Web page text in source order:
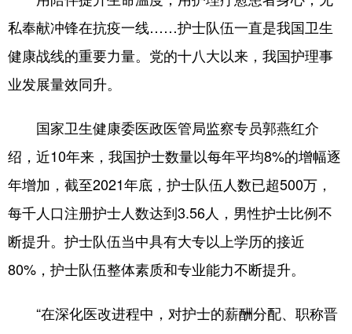
私奉献冲锋在抗疫一线……护士队伍一直是我国卫生
健康战线的重要力量。党的十八大以来，我国护理事
业发展量效同升。
国家卫生健康委医政医管局监察专员郭燕红介
绍，近10年来，我国护士数量以每年平均8%的增幅逐
年增加，截至2021年底，护士队伍人数已超500万，
每千人口注册护士人数达到3.56人，男性护士比例不
断提升。护士队伍当中具有大专以上学历的接近
80%，护士队伍整体素质和专业能力不断提升。
“在深化医改进程中，对护士的薪酬分配、职称晋